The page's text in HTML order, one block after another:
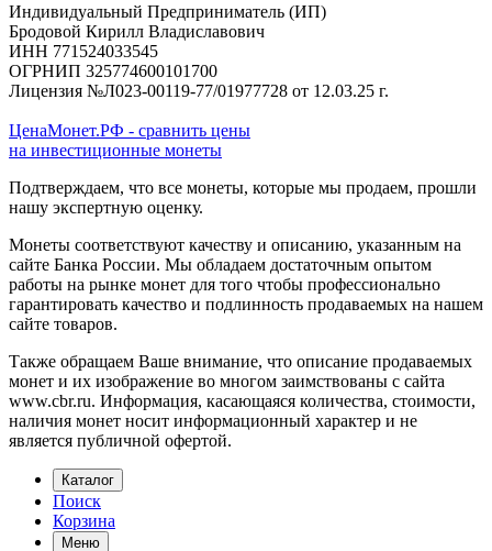
Индивидуальный Предприниматель (ИП)
Бродовой Кирилл Владиславович
ИНН 771524033545
ОГРНИП 325774600101700
Лицензия №Л023-00119-77/01977728 от 12.03.25 г.
ЦенаМонет.РФ - сравнить цены
на инвестиционные монеты
Подтверждаем, что все монеты, которые мы продаем, прошли
нашу экспертную оценку.
Монеты соответствуют качеству и описанию, указанным на
сайте Банка России. Мы обладаем достаточным опытом
работы на рынке монет для того чтобы профессионально
гарантировать качество и подлинность продаваемых на нашем
сайте товаров.
Также обращаем Ваше внимание, что описание продаваемых
монет и их изображение во многом заимствованы с сайта
www.cbr.ru. Информация, касающаяся количества, стоимости,
наличия монет носит информационный характер и не
является публичной офертой.
Каталог
Поиск
Корзина
Меню